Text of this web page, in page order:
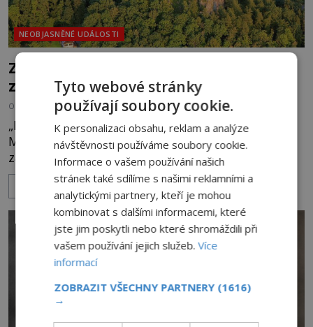
NEOBJASNĚNÉ UDÁLOSTI
Zřícenina Trosky: Co je pravdy na
zvěstech o tajné chodbě?
OD MICHAELA HOLUBOVÁ 5.8.2026 3.2TIS
„Budeš se smažit v horoucích peklech!“ povykuje
Markéta na o dvě generace mladší Barboru. Ta jí
za chvíli slovní palbu opětuje. První je zarytá
katolička, druhá přesvědčená kališnice. A každá z
nich se usídlí na jedné z věží slavného hradu
mezi vůdce protihusitského boje. Za manželku má
skutečně jistou
ZOBRAZIT VÍCE
Tyto webové stránky
používají soubory cookie.
K personalizaci obsahu, reklam a analýze
návštěvnosti používáme soubory cookie.
Informace o vašem používání našich
stránek také sdílíme s našimi reklamními a
analytickými partnery, kteří je mohou
kombinovat s dalšími informacemi, které
jste jim poskytli nebo které shromáždili při
vašem používání jejich služeb.Více
informací
ZOBRAZIT VŠECHNY PARTNERY (1616)
→